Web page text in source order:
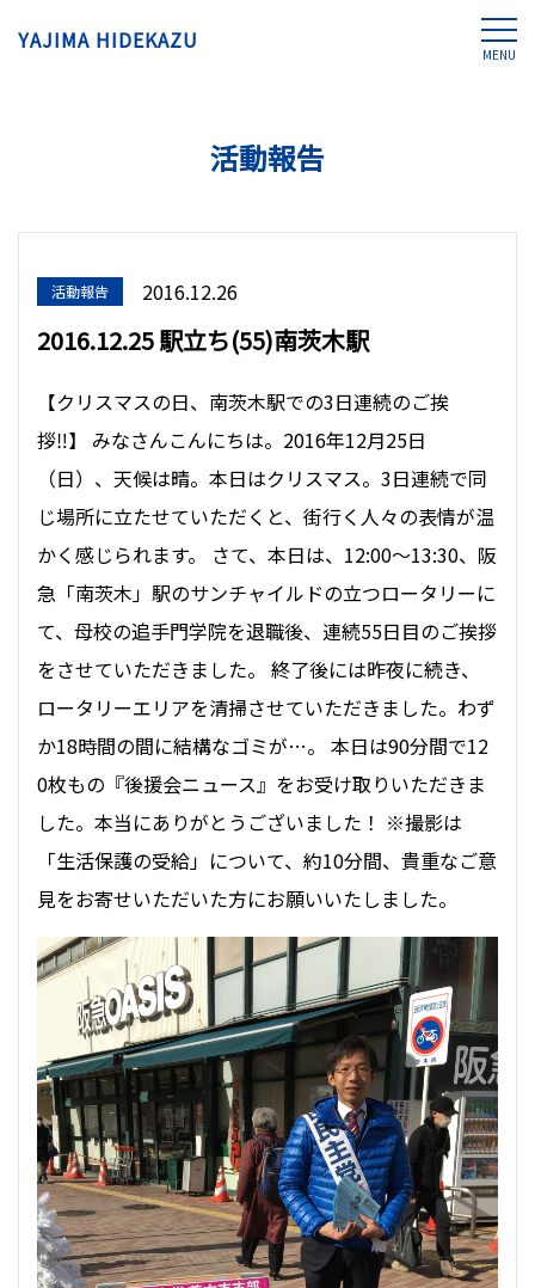
YAJIMA HIDEKAZU
MENU
活動報告
活動報告 2016.12.26
2016.12.25 駅立ち(55)南茨木駅
【クリスマスの日、南茨木駅での3日連続のご挨
拶‼︎】 みなさんこんにちは。2016年12月25日
（日）、天候は晴。本日はクリスマス。3日連続で同
じ場所に立たせていただくと、街行く人々の表情が温
かく感じられます。 さて、本日は、12:00〜13:30、阪
急「南茨木」駅のサンチャイルドの立つロータリーに
て、母校の追手門学院を退職後、連続55日目のご挨拶
をさせていただきました。 終了後には昨夜に続き、
ロータリーエリアを清掃させていただきました。わず
か18時間の間に結構なゴミが…。 本日は90分間で12
0枚もの『後援会ニュース』をお受け取りいただきま
した。本当にありがとうございました！ ※撮影は
「生活保護の受給」について、約10分間、貴重なご意
見をお寄せいただいた方にお願いいたしました。